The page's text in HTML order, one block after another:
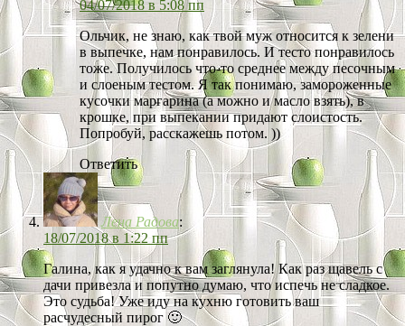
04/07/2018 в 5:08 пп
Ольчик, не знаю, как твой муж относится к зелени
в выпечке, нам понравилось. И тесто понравилось
тоже. Получилось что-то среднее между песочным
и слоеным тестом. Я так понимаю, замороженные
кусочки маргарина (а можно и масло взять), в
крошке, при выпекании придают слоистость.
Попробуй, расскажешь потом. ))
Ответить
Лена Радова:
18/07/2018 в 1:22 пп
Галина, как я удачно к вам заглянула! Как раз щавель с
дачи привезла и попутно думаю, что испечь не сладкое.
Это судьба! Уже иду на кухню готовить ваш
расчудесный пирог 🙂